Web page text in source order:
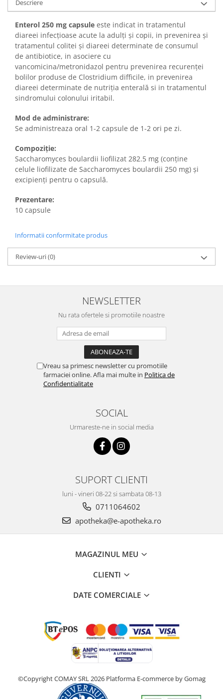
Descriere
Enterol 250 mg capsule este indicat in tratamentul
diareei infecțioase acute la adulți și copii, in prevenirea și
tratamentul colitei și diareei determinate de consumul
de antibiotice, in asociere cu
vancomicina/metronidazol pentru prevenirea recurenței
bolilor produse de Clostridium difficile, in prevenirea
diareei determinate de nutriția enterală si in tratamentul
sindromului colonului iritabil.
Mod de administrare:
Se administreaza oral 1-2 capsule de 1-2 ori pe zi.
Compoziție:
Saccharomyces boulardii liofilizat 282.5 mg (conține
celule liofilizate de Saccharomyces boulardii 250 mg) și
excipienți pentru o capsulă.
Prezentare:
10 capsule
Informatii conformitate produs
Review-uri(0)
NEWSLETTER
Nu rata ofertele si promotiile noastre
Vreau sa primesc newsletter cu promotiile
farmaciei online. Afla mai multe in Politica de
Confidentialitate
SOCIAL
Urmareste-ne in social media
SUPORT CLIENTI
luni - vineri 08-22 si sambata 08-13
0711064602
apotheka@e-apotheka.ro
MAGAZINUL MEU
CLIENTI
DATE COMERCIALE
©Copyright COMAY SRL 2026 Platforma E-commerce by Gomag